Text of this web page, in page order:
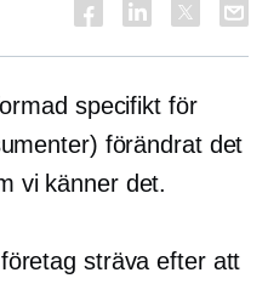
specifikt för
förändrat det
vi känner det.
sträva efter att